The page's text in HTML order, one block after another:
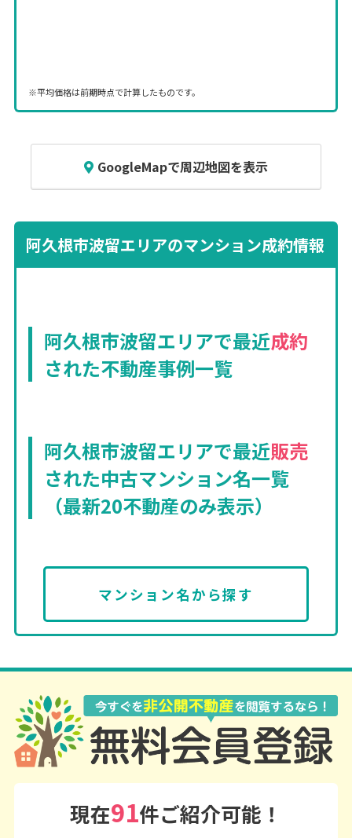
※平均価格は前期時点で計算したものです。
GoogleMapで周辺地図を表示
阿久根市波留エリアのマンション成約情報
阿久根市波留エリアで最近成約
された不動産事例一覧
阿久根市波留エリアで最近販売
された中古マンション名一覧
（最新20不動産のみ表示）
マンション名から探す
現在91件ご紹介可能！